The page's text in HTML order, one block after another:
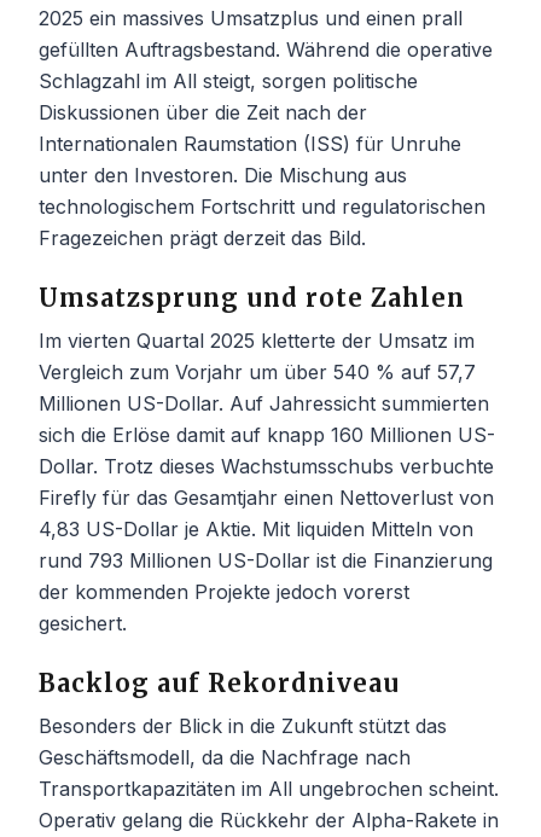
2025 ein massives Umsatzplus und einen prall
gefüllten Auftragsbestand. Während die operative
Schlagzahl im All steigt, sorgen politische
Diskussionen über die Zeit nach der
Internationalen Raumstation (ISS) für Unruhe
unter den Investoren. Die Mischung aus
technologischem Fortschritt und regulatorischen
Fragezeichen prägt derzeit das Bild.
Umsatzsprung und rote Zahlen
Im vierten Quartal 2025 kletterte der Umsatz im
Vergleich zum Vorjahr um über 540 % auf 57,7
Millionen US-Dollar. Auf Jahressicht summierten
sich die Erlöse damit auf knapp 160 Millionen US-
Dollar. Trotz dieses Wachstumsschubs verbuchte
Firefly für das Gesamtjahr einen Nettoverlust von
4,83 US-Dollar je Aktie. Mit liquiden Mitteln von
rund 793 Millionen US-Dollar ist die Finanzierung
der kommenden Projekte jedoch vorerst
gesichert.
Backlog auf Rekordniveau
Besonders der Blick in die Zukunft stützt das
Geschäftsmodell, da die Nachfrage nach
Transportkapazitäten im All ungebrochen scheint.
Operativ gelang die Rückkehr der Alpha-Rakete in